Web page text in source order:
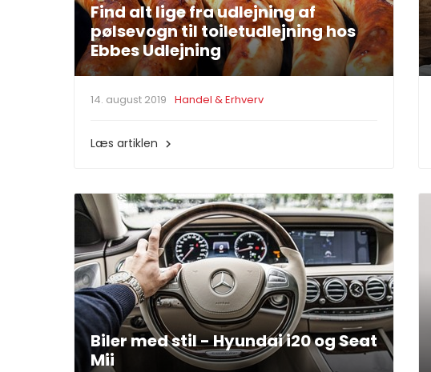
Find alt lige fra udlejning af
pølsevogn til toiletudlejning hos
Ebbes Udlejning
14. august 2019 Handel & Erhverv
Læs artiklen 
Biler med stil - Hyundai i20 og Seat
Mii